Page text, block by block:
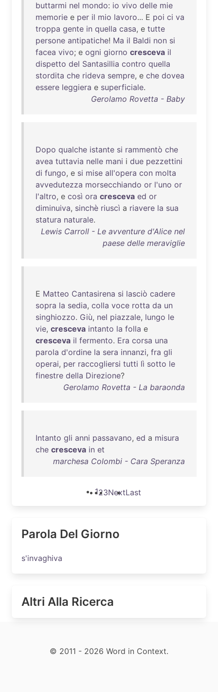
buttarmi nel mondo: io vivo delle mie
memorie e per il mio lavoro... E poi ci va
troppa gente in quella casa, e tutte
persone antipatiche! Ma il Baldi non si
facea vivo; e ogni giorno cresceva il
dispetto del Santasillia contro quella
stordita che rideva sempre, e che dovea
essere leggiera e superficiale.
Gerolamo Rovetta - Baby
Dopo qualche istante si rammentò che
avea tuttavia nelle mani i due pezzettini
di fungo, e si mise all'opera con molta
avvedutezza morsecchiando or l'uno or
l'altro, e così ora cresceva ed or
diminuiva, sinchè riuscì a riavere la sua
statura naturale.
Lewis Carroll - Le avventure d'Alice nel
paese delle meraviglie
E Matteo Cantasirena si lasciò cadere
sopra la sedia, colla voce rotta da un
singhiozzo. Giù, nel piazzale, lungo le
vie, cresceva intanto la folla e
cresceva il fermento. Era corsa una
parola d'ordine la sera innanzi, fra gli
operai, per raccogliersi tutti lì sotto le
finestre della Direzione?
Gerolamo Rovetta - La baraonda
Intanto gli anni passavano, ed a misura
che cresceva in et
marchesa Colombi - Cara Speranza
123NextLast
Parola Del Giorno
s'invaghiva
Altri Alla Ricerca
© 2011 - 2026 Word in Context.